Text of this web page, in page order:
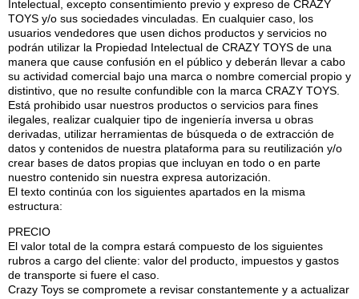
Intelectual, excepto consentimiento previo y expreso de CRAZY
TOYS y/o sus sociedades vinculadas. En cualquier caso, los
usuarios vendedores que usen dichos productos y servicios no
podrán utilizar la Propiedad Intelectual de CRAZY TOYS de una
manera que cause confusión en el público y deberán llevar a cabo
su actividad comercial bajo una marca o nombre comercial propio y
distintivo, que no resulte confundible con la marca CRAZY TOYS.
Está prohibido usar nuestros productos o servicios para fines
ilegales, realizar cualquier tipo de ingeniería inversa u obras
derivadas, utilizar herramientas de búsqueda o de extracción de
datos y contenidos de nuestra plataforma para su reutilización y/o
crear bases de datos propias que incluyan en todo o en parte
nuestro contenido sin nuestra expresa autorización.
El texto continúa con los siguientes apartados en la misma
estructura:
PRECIO
El valor total de la compra estará compuesto de los siguientes
rubros a cargo del cliente: valor del producto, impuestos y gastos
de transporte si fuere el caso.
Crazy Toys se compromete a revisar constantemente y a actualizar